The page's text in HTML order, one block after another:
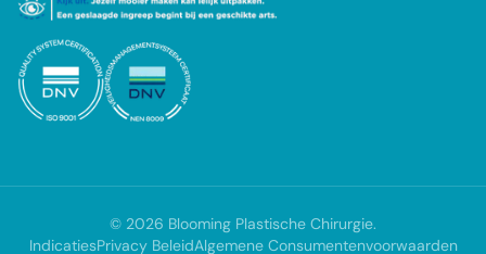
© 2026 Blooming Plastische Chirurgie.
IndicatiesPrivacy BeleidAlgemene Consumentenvoorwaarden